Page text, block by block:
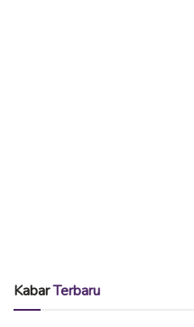
KabarTerbaru